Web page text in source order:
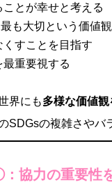
とが幸せと考える
も大切という価値観
すことを目指す
重要視する
界にも多様な価値
SDGsの複雑さやバ
協力の重要性